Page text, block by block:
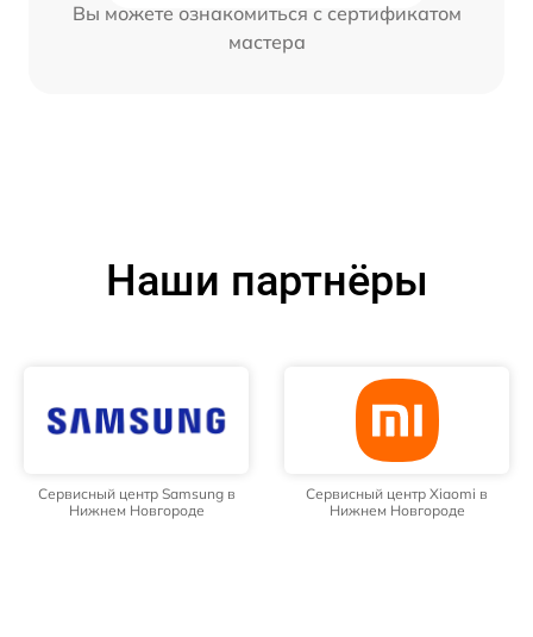
Вы можете ознакомиться с сертификатом
мастера
Наши партнёры
Сервисный центр Samsung в
Нижнем Новгороде
Сервисный центр Xiaomi в
Нижнем Новгороде